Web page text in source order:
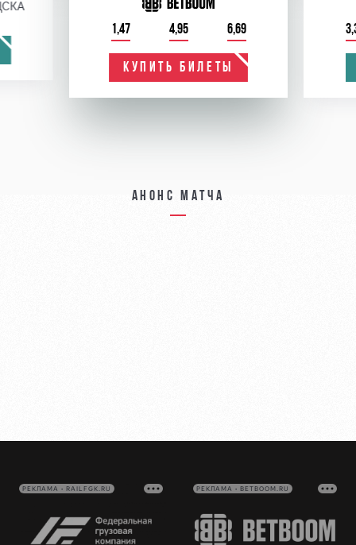
1,47 4,95 6,69
КУПИТЬ БИЛЕТЫ
Анонс матча
РЕКЛАМА • RAILFGK.RU РЕКЛАМА • BETBOOM.RU